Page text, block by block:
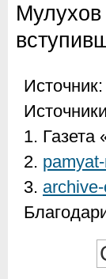
Мулухов
Источник:
1. Газета
2.
3.